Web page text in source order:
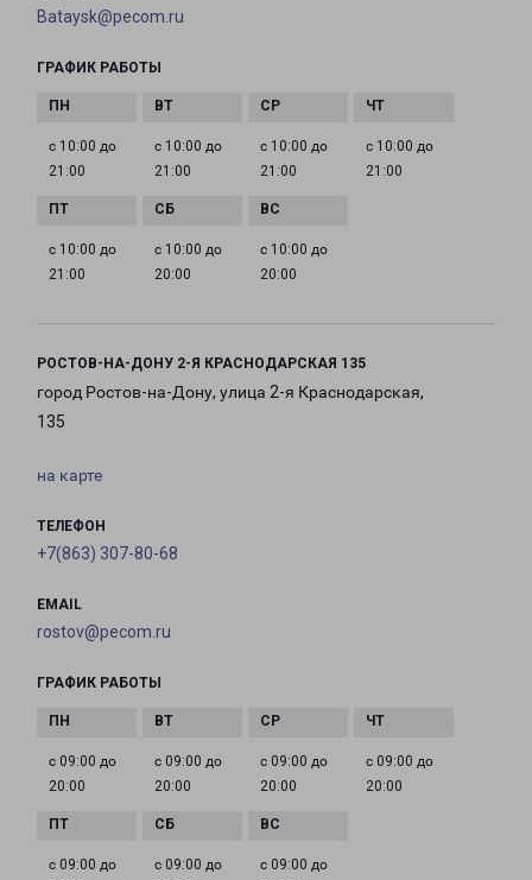
Bataysk@pecom.ru
ГРАФИК РАБОТЫ
с 10:00 до
21:00
с 10:00 до
21:00
с 10:00 до
21:00
с 10:00 до
21:00
с 10:00 до
21:00
с 10:00 до
20:00
с 10:00 до
20:00
РОСТОВ-НА-ДОНУ 2-Я КРАСНОДАРСКАЯ 135
город Ростов-на-Дону, улица 2-я Краснодарская,
135
на карте
ТЕЛЕФОН
+7(863) 307-80-68
EMAIL
rostov@pecom.ru
ГРАФИК РАБОТЫ
с 09:00 до
20:00
с 09:00 до
20:00
с 09:00 до
20:00
с 09:00 до
20:00
с 09:00 до
с 09:00 до
с 09:00 до